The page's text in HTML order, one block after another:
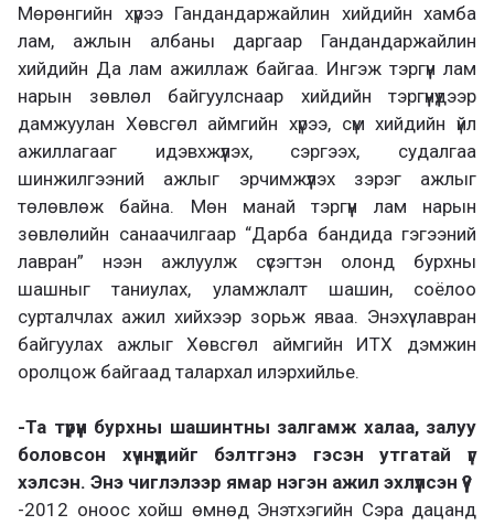
Мөрөнгийн хүрээ Гандандаржайлин хийдийн хамба
лам, ажлын албаны даргаар Гандандаржайлин
хийдийн Да лам ажиллаж байгаа. Ингэж тэргүүн лам
нарын зөвлөл байгуулснаар хийдийн тэргүүнүүдээр
дамжуулан Хөвсгөл аймгийн хүрээ, сүм хийдийн үйл
ажиллагааг идэвхжүүлэх, сэргээх, судалгаа
шинжилгээний ажлыг эрчимжүүлэх зэрэг ажлыг
төлөвлөж байна. Мөн манай тэргүүн лам нарын
зөвлөлийн санаачилгаар “Дарба бандида гэгээний
лавран” нээн ажлуулж сүсэгтэн олонд бурхны
шашныг таниулах, уламжлалт шашин, соёлоо
сурталчлах ажил хийхээр зорьж яваа. Энэхүү лавран
байгуулах ажлыг Хөвсгөл аймгийн ИТХ дэмжин
оролцож байгаад талархал илэрхийлье.
-Та түрүүн бурхны шашинтны залгамж халаа, залуу
боловсон хүчнүүдийг бэлтгэнэ гэсэн утгатай үг
хэлсэн. Энэ чиглэлээр ямар нэгэн ажил эхлүүлсэн үү?
-2012 оноос хойш өмнөд Энэтхэгийн Сэра дацанд